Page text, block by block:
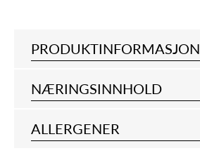
PRODUKTINFORMASJON
NÆRINGSINNHOLD
ALLERGENER